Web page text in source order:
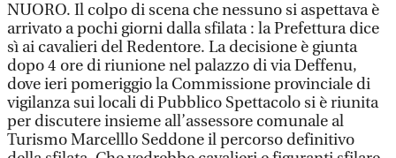
NUORO. Il colpo di scena che nessuno si aspettava è
arrivato a pochi giorni dalla sfilata : la Prefettura dice
sì ai cavalieri del Redentore. La decisione è giunta
dopo 4 ore di riunione nel palazzo di via Deffenu,
dove ieri pomeriggio la Commissione provinciale di
vigilanza sui locali di Pubblico Spettacolo si è riunita
per discutere insieme all’assessore comunale al
Turismo Marcelllo Seddone il percorso definitivo